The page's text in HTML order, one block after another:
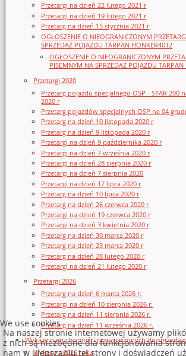
Przetargi na dzień 22 lutego 2021 r
Przetargi na dzień 19 lutego 2021 r
Przetarg na dzień 15 stycznia 2021 r
OGŁOSZENIE O NIEOGRANICZONYM
SPRZEDAŻ POJAZDU TARPAN HONKER4012
OGŁOSZENIE O NIEOGRANICZONYM
PISEMNYM NA SPRZEDAŻ POJAZDU
Przetargi 2020
Przetarg pojazdu specjalnego OSP - STAR 200
2020 r
Przetarg pojazdów specjalnych OSP na 04
Przetarg na dzień 10 listopada 2020 r
Przetarg na dzień 9 listopada 2020 r
Przetargi na dzień 9 października 2020 r
Przetargi na dzień 7 września 2020 r
Przetargi na dzień 28 sierpnia 2020 r
Przetargi na dzień 7 sierpnia 2020
Przetargi na dzień 17 lipca 2020 r
Przetarg na dzień 10 lipca 2020 r
Przetarg na dzień 26 czerwca 2020 r
Przetargi na dzień 19 czerwca 2020 r
Przetargi na dzień 3 kwietnia 2020 r
Przetarg na dzień 30 marca 2020 r
Przetarg na dzień 23 marca 2020 r
Przetarg na dzień 28 lutego 2020 r
Przetargi na dzień 21 lutego 2020 r
Przetargi 2026
Przetarg na dzień 6 marca 2026 r.
Przetargi na dzień 10 sierpnia 2026 r.
Przetarg na dzień 11 sierpnia 2026 r.
Przetarg na dzień 11 września 2026 r.
Wykazy nieruchomości przeznaczonych do
Wykazy z 2026 roku
We use cookies
Na naszej stronie internetowej używamy
z nich są niezbędne dla funkcjonowania
nam w ulepszaniu tej strony i doświadczeń